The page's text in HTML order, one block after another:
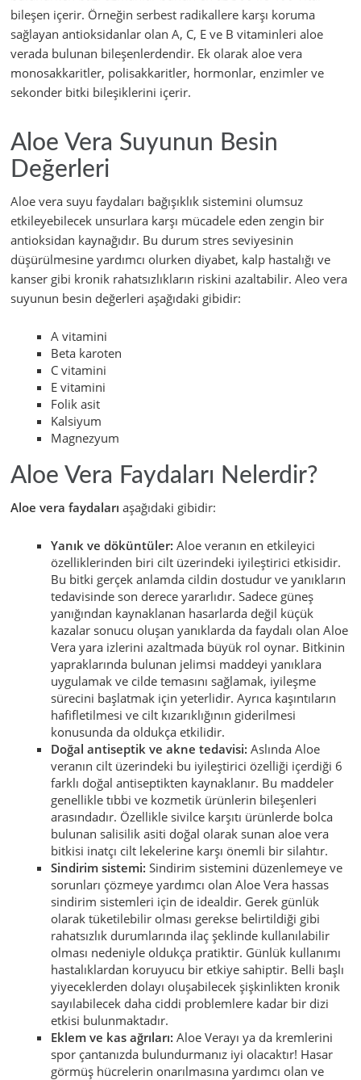
bileşen içerir. Örneğin serbest radikallere karşı koruma
sağlayan antioksidanlar olan A, C, E ve B vitaminleri aloe
verada bulunan bileşenlerdendir. Ek olarak aloe vera
monosakkaritler, polisakkaritler, hormonlar, enzimler ve
sekonder bitki bileşiklerini içerir.
Aloe Vera Suyunun Besin
Değerleri
Aloe vera suyu faydaları bağışıklık sistemini olumsuz
etkileyebilecek unsurlara karşı mücadele eden zengin bir
antioksidan kaynağıdır. Bu durum stres seviyesinin
düşürülmesine yardımcı olurken diyabet, kalp hastalığı ve
kanser gibi kronik rahatsızlıkların riskini azaltabilir. Aleo vera
suyunun besin değerleri aşağıdaki gibidir:
A vitamini
Beta karoten
C vitamini
E vitamini
Folik asit
Kalsiyum
Magnezyum
Aloe Vera Faydaları Nelerdir?
Aloe vera faydaları aşağıdaki gibidir:
Yanık ve döküntüler: Aloe veranın en etkileyici
özelliklerinden biri cilt üzerindeki iyileştirici etkisidir.
Bu bitki gerçek anlamda cildin dostudur ve yanıkların
tedavisinde son derece yararlıdır. Sadece güneş
yanığından kaynaklanan hasarlarda değil küçük
kazalar sonucu oluşan yanıklarda da faydalı olan Aloe
Vera yara izlerini azaltmada büyük rol oynar. Bitkinin
yapraklarında bulunan jelimsi maddeyi yanıklara
uygulamak ve cilde temasını sağlamak, iyileşme
sürecini başlatmak için yeterlidir. Ayrıca kaşıntıların
hafifletilmesi ve cilt kızarıklığının giderilmesi
konusunda da oldukça etkilidir.
Doğal antiseptik ve akne tedavisi: Aslında Aloe
veranın cilt üzerindeki bu iyileştirici özelliği içerdiği 6
farklı doğal antiseptikten kaynaklanır. Bu maddeler
genellikle tıbbi ve kozmetik ürünlerin bileşenleri
arasındadır. Özellikle sivilce karşıtı ürünlerde bolca
bulunan salisilik asiti doğal olarak sunan aloe vera
bitkisi inatçı cilt lekelerine karşı önemli bir silahtır.
Sindirim sistemi: Sindirim sistemini düzenlemeye ve
sorunları çözmeye yardımcı olan Aloe Vera hassas
sindirim sistemleri için de idealdir. Gerek günlük
olarak tüketilebilir olması gerekse belirtildiği gibi
rahatsızlık durumlarında ilaç şeklinde kullanılabilir
olması nedeniyle oldukça pratiktir. Günlük kullanımı
hastalıklardan koruyucu bir etkiye sahiptir. Belli başlı
yiyeceklerden dolayı oluşabilecek şişkinlikten kronik
sayılabilecek daha ciddi problemlere kadar bir dizi
etkisi bulunmaktadır.
Eklem ve kas ağrıları: Aloe Verayı ya da kremlerini
spor çantanızda bulundurmanız iyi olacaktır! Hasar
görmüş hücrelerin onarılmasına yardımcı olan ve